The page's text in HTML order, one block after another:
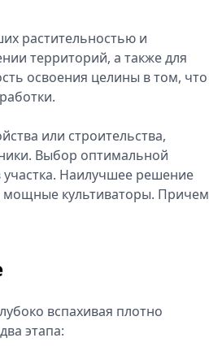
растительностью и
территорий, а также для
освоения целины в том, что
или строительства,
Выбор оптимальной
участка. Наилучшее решение
мощные культиваторы. Причем
вспахивая плотно
этапа: